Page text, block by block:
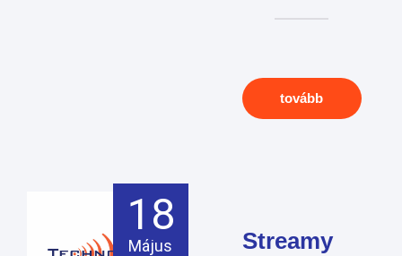
tovább
18
Május Streamy